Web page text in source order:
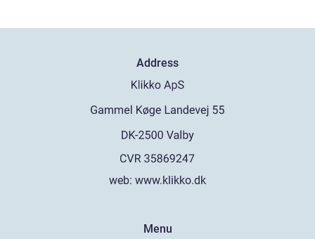
Address
web: www.klikko.dk
Menu